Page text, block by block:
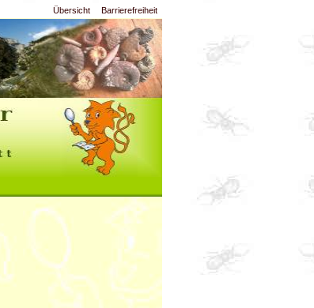
Übersicht Barrierefreiheit